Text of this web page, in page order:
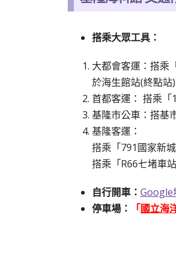
搭乘大眾工具：
大都會客運：搭乘
於海生館站(終點站
首都客運： 搭乘「
基隆市公車：搭基
基隆客運：
搭乘「791國家新
搭乘「R66七堵車
自行開車： Google
停車場：
「國立海